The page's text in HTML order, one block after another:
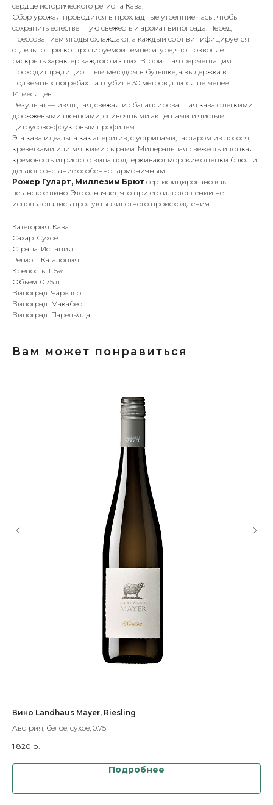
сердце исторического региона Кава.
Сбор урожая проводится в прохладные утренние часы, чтобы
сохранить естественную свежесть и аромат винограда. Перед
прессованием ягоды охлаждают, а каждый сорт винифицируется
отдельно при контролируемой температуре, что позволяет
раскрыть характер каждого из них. Вторичная ферментация
проходит традиционным методом в бутылке, а выдержка в
подземных погребах на глубине 30 метров длится не менее
14 месяцев.
Результат — изящная, свежая и сбалансированная кава с легкими
дрожжевыми нюансами, сливочными акцентами и чистым
цитрусово-фруктовым профилем.
Эта кава идеальна как аперитив, с устрицами, тартаром из лосося,
креветками или мягкими сырами. Минеральная свежесть и тонкая
кремовость игристого вина подчеркивают морские оттенки блюд и
делают сочетание особенно гармоничным.
Рожер Гуларт, Миллезим Брют сертифицировано как
веганское вино. Это означает, что при его изготовлении не
использовались продукты животного происхождения.
Категория: Кава
Сахар: Сухое
Страна: Испания
Регион: Каталония
Крепость: 11.5%
Объем: 0.75 л.
Виноград: Чарелло
Виноград: Макабео
Виноград: Парельяда
Вам может понравиться
Вино Landhaus Mayer, Riesling
Австрия, белое, сухое, 0.75
1 820 р.
Подробнее